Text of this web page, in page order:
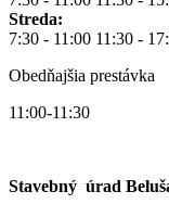
Streda:
7:30 - 11:00 11:30 -
Obedňajšia prestávka
11:00-11:30
Stavebný úrad